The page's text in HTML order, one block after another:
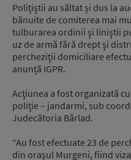
Poliţiştii au săltat și dus la
bănuite de comiterea mai
tulburarea ordinii şi liniştii
uz de armă fără drept şi
percheziţii domiciliare
anunță IGPR.
Acţiunea a fost organizată
poliţie – jandarmi, sub
Judecătoria Bârlad.
“Au fost efectuate 23 de
din oraşul Murgeni, fiind